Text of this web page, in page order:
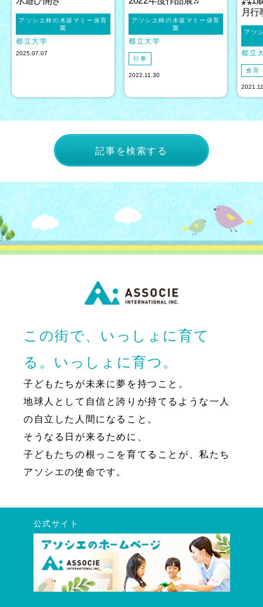
アソシエ柿の木坂マミー保育
園
都立大学
2025.07.07
アソシエ柿の木坂マミー保育
園
都立大学
行事
2022.11.30
月行
アソ
都立
食育
記事を検索する
この街で、いっしょに育て
る。いっしょに育つ。
子どもたちが未来に夢を持つこと。
地球人として自信と誇りが持てるような一人
の自立した人間になること。
そうなる日が来るために、
子どもたちの根っこを育てることが、私たち
アソシエの使命です。
公式サイト